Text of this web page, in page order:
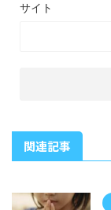
サイト
関連記事